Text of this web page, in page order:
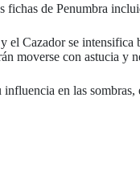
de Penumbra
Cazador se
moverse con astucia y
en las